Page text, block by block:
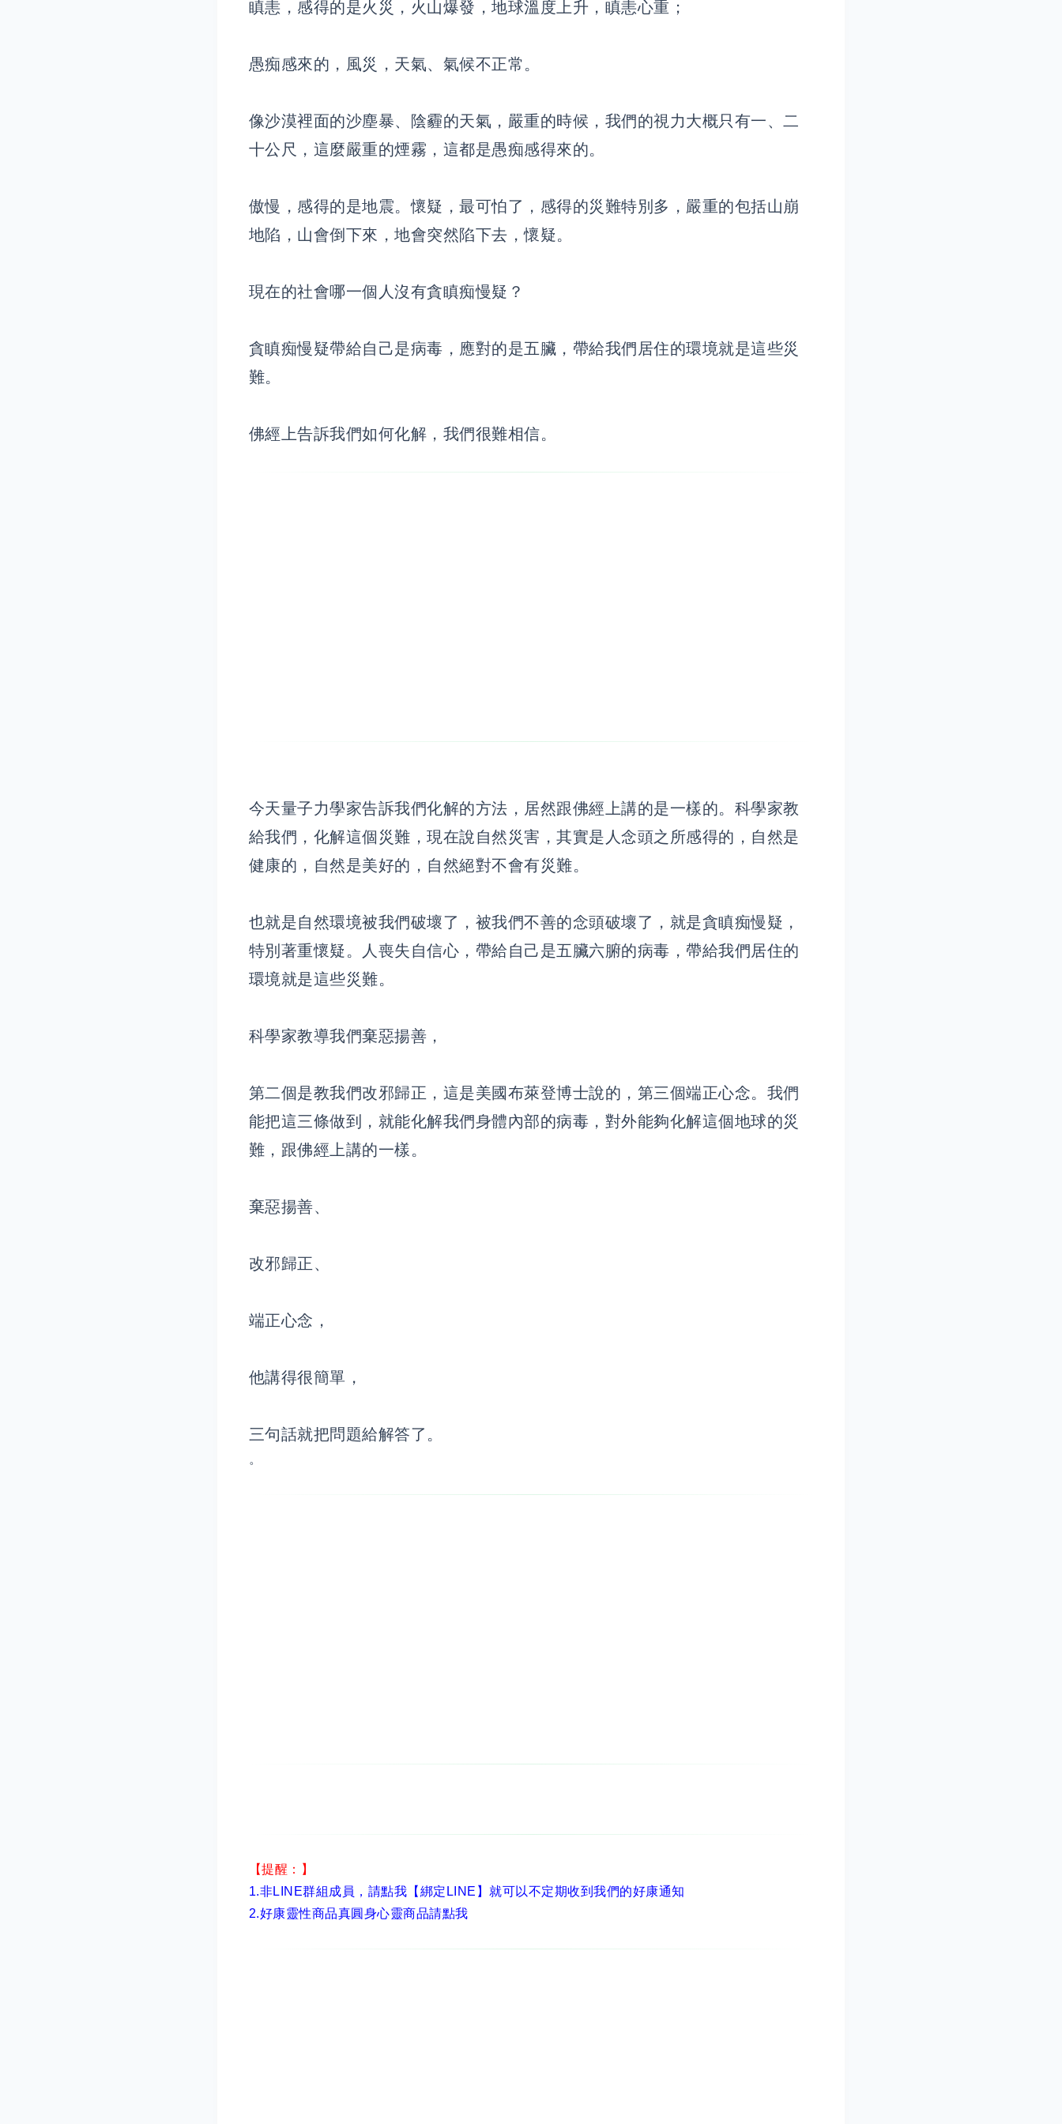
瞋恚，感得的是火災，火山爆發，地球溫度上升，瞋恚心重；
愚痴感來的，風災，天氣、氣候不正常。
像沙漠裡面的沙塵暴、陰霾的天氣，嚴重的時候，我們的視力大概只有一、二
十公尺，這麼嚴重的煙霧，這都是愚痴感得來的。
傲慢，感得的是地震。懷疑，最可怕了，感得的災難特別多，嚴重的包括山崩
地陷，山會倒下來，地會突然陷下去，懷疑。
現在的社會哪一個人沒有貪瞋痴慢疑？
貪瞋痴慢疑帶給自己是病毒，應對的是五臟，帶給我們居住的環境就是這些災
難。
佛經上告訴我們如何化解，我們很難相信。
今天量子力學家告訴我們化解的方法，居然跟佛經上講的是一樣的。科學家教
給我們，化解這個災難，現在說自然災害，其實是人念頭之所感得的，自然是
健康的，自然是美好的，自然絕對不會有災難。
也就是自然環境被我們破壞了，被我們不善的念頭破壞了，就是貪瞋痴慢疑，
特別著重懷疑。人喪失自信心，帶給自己是五臟六腑的病毒，帶給我們居住的
環境就是這些災難。
科學家教導我們棄惡揚善，
第二個是教我們改邪歸正，這是美國布萊登博士說的，第三個端正心念。我們
能把這三條做到，就能化解我們身體內部的病毒，對外能夠化解這個地球的災
難，跟佛經上講的一樣。
棄惡揚善、
改邪歸正、
端正心念，
他講得很簡單，
三句話就把問題給解答了。
。
【提醒：】
1.非LINE群組成員， 請點我【綁定LINE】 就可以不定期收到我們的好康通知
2.好康靈性商品真圓身心靈商品請點我